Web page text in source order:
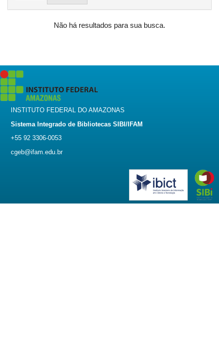
Não há resultados para sua busca.
INSTITUTO FEDERAL DO AMAZONAS
Sistema Integrado de Bibliotecas SIBI/IFAM
+55 92 3306-0053
cgeb@ifam.edu.br